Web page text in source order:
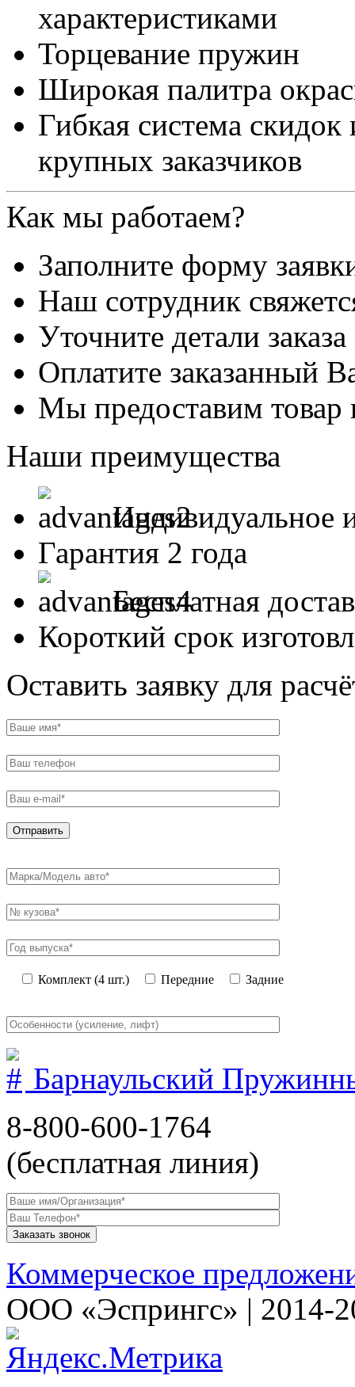
характеристиками
Торцевание пружин
Широкая палитра
Гибкая система
крупных заказчиков
Как мы работаем?
Заполните форму
Наш сотрудник
Уточните детали заказа
Оплатите заказанный
Мы предоставим товар
Наши преимущества
Индивидуальное
Гарантия 2 года
Бесплатная
Короткий срок
Оставить заявку для
Комплект (4 шт.) Передние Задние
Барнаульский
8-800-600-1764
(бесплатная линия)
Коммерческое
ООО «Эспрингс» | 2014-